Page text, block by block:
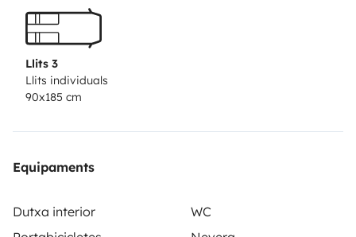
der Einbruchsicherung hilft die Alarmanlage auch beim
Starten des Fahrzeugs bzw. wenn man mal weggeht, es
gibt nämlich einen Warnton wenn nicht alles
verschlossen ist, sodass man nichts vergisst. Man kann
öffnen.Ihr möchtet eure teuren Fahrräder mitnehmen?
abschließbar und zusätzlich können die Räder per
werden.Nachträglich eingebaut wurde eine 'Oyster
Llits 3
Llits individuals
90x185 cm
Equipaments
Dutxa interior
WC